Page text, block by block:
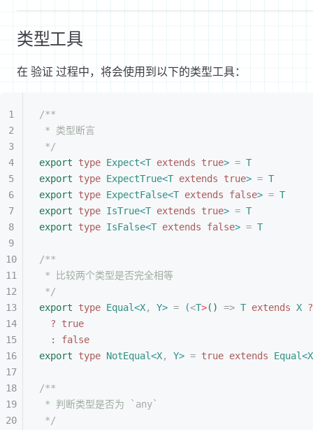
类型工具
在 验证 过程中，将会使用到以下的类型工具：
/**
* 类型断言
*/
export type Expect<T extends true> = T
export type ExpectTrue<T extends true> = T
export type ExpectFalse<T extends false> = T
export type IsTrue<T extends true> = T
export type IsFalse<T extends false> = T
/**
* 比较两个类型是否完全相等
*/
export type Equal<X, Y> = (<T>( ) => T extends X ?
? true
:
false
export type NotEqual<X, Y> = true extends Equal<X
/**
* 判断类型是否为 `any`
*/